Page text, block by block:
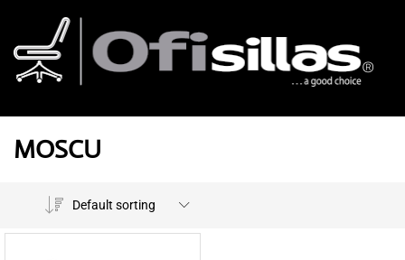
MOSCU
Default sorting